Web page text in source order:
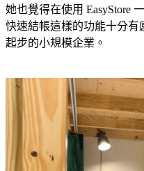
她也覺得在使用 EasyStore
快速結帳這樣的功能十分有
起步的小規模企業。